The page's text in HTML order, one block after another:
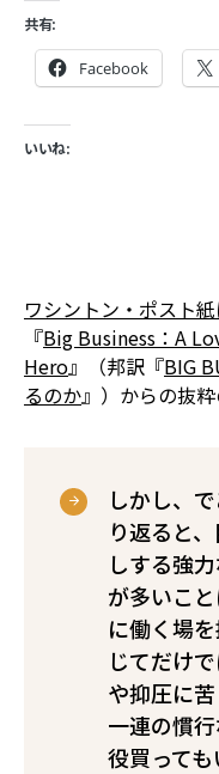
共有:
Facebook
いいね:
ワシントン・ポスト
『Big Business：A
Hero』（邦訳『BIG
るのか』）からの抜粋
しかし、
り返ると
しする強
が多いこ
に働く場
じてだけ
や抑圧に
一連の慣
役買っても